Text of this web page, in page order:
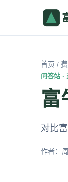
首页 /
问答站 ·
富
对比
作者：